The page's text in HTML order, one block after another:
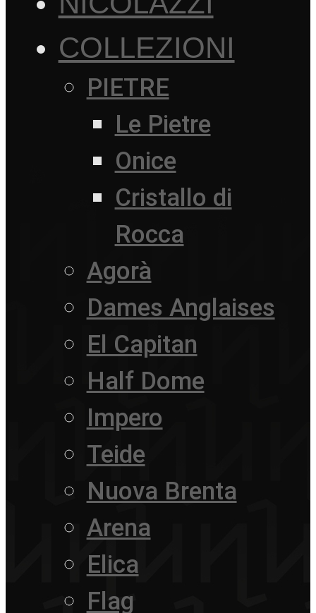
COLLEZIONI
PIETRE
Le Pietre
Onice
Cristallo di
Rocca
Agorà
Dames Anglaises
El Capitan
Half Dome
Impero
Teide
Nuova Brenta
Arena
Elica
Flag